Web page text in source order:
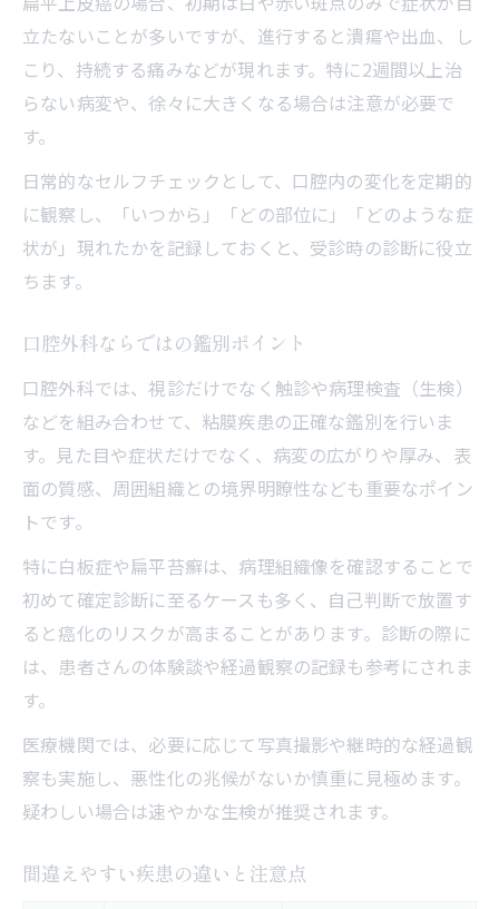
立たないことが多いですが、進行すると潰瘍や出血、し
こり、持続する痛みなどが現れます。特に2週間以上治
らない病変や、徐々に大きくなる場合は注意が必要で
す。
日常的なセルフチェックとして、口腔内の変化を定期的
に観察し、「いつから」「どの部位に」「どのような症
状が」現れたかを記録しておくと、受診時の診断に役立
ちます。
口腔外科ならではの鑑別ポイント
口腔外科では、視診だけでなく触診や病理検査（生検）
などを組み合わせて、粘膜疾患の正確な鑑別を行いま
す。見た目や症状だけでなく、病変の広がりや厚み、表
面の質感、周囲組織との境界明瞭性なども重要なポイン
トです。
特に白板症や扁平苔癬は、病理組織像を確認することで
初めて確定診断に至るケースも多く、自己判断で放置す
ると癌化のリスクが高まることがあります。診断の際に
は、患者さんの体験談や経過観察の記録も参考にされま
す。
医療機関では、必要に応じて写真撮影や継時的な経過観
察も実施し、悪性化の兆候がないか慎重に見極めます。
疑わしい場合は速やかな生検が推奨されます。
間違えやすい疾患の違いと注意点